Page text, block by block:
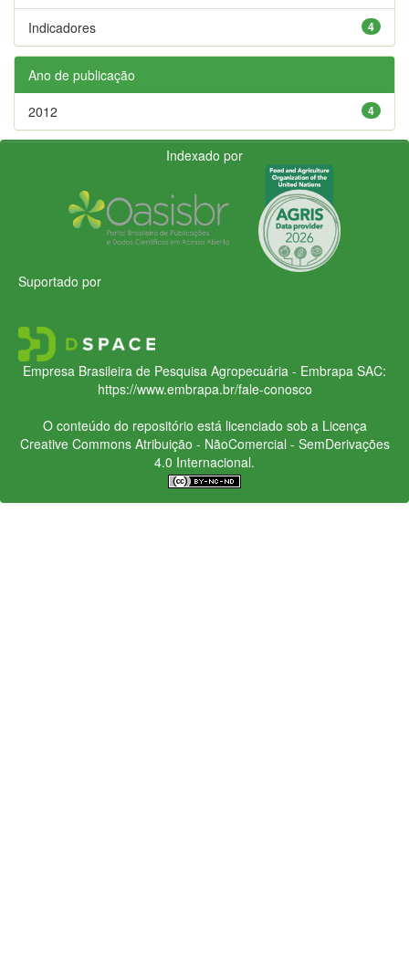
4
Indicadores
Ano de publicação
4
2012
Indexado por
Suportado por
Empresa Brasileira de Pesquisa Agropecuária - Embrapa SAC:
https://www.embrapa.br/fale-conosco
O conteúdo do repositório está licenciado sob a Licença
Creative CommonsAtribuição - NãoComercial - SemDerivações
4.0 Internacional.